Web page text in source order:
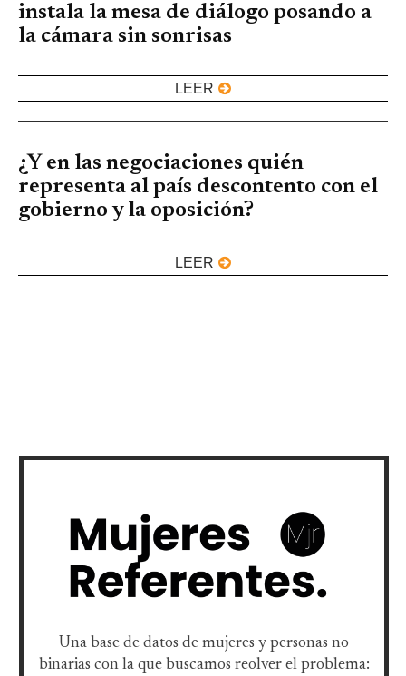
instala la mesa de diálogo posando a
la cámara sin sonrisas
LEER
¿Y en las negociaciones quién
representa al país descontento con el
gobierno y la oposición?
LEER
Una base de datos de mujeres y personas no
binarias con la que buscamos reolver el problema: